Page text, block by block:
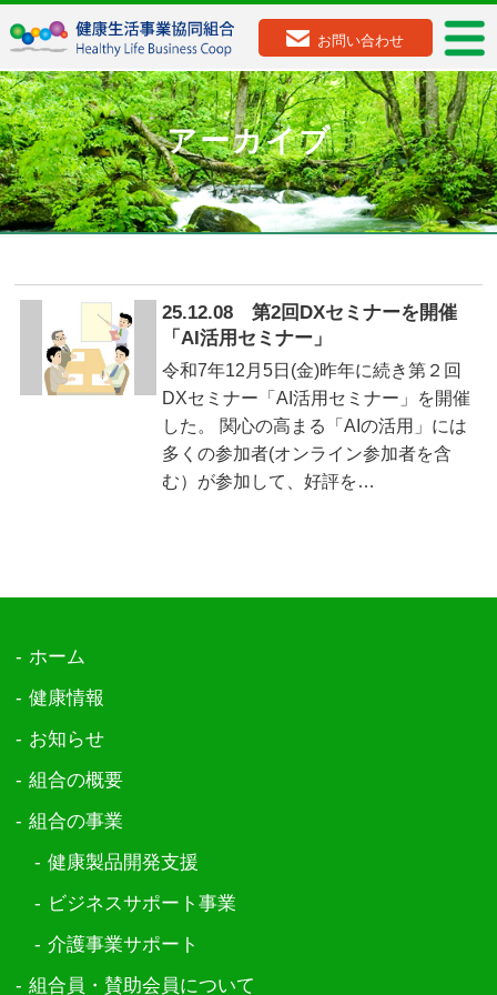
お問い合わせ
アーカイブ
25.12.08 第2回DXセミナーを開催
「AI活用セミナー」
令和7年12月5日(金)昨年に続き第２回
DXセミナー「AI活用セミナー」を開催
した。 関心の高まる「AIの活用」には
多くの参加者(オンライン参加者を含
む）が参加して、好評を…
ホーム
健康情報
お知らせ
組合の概要
組合の事業
健康製品開発支援
ビジネスサポート事業
介護事業サポート
組合員・賛助会員について